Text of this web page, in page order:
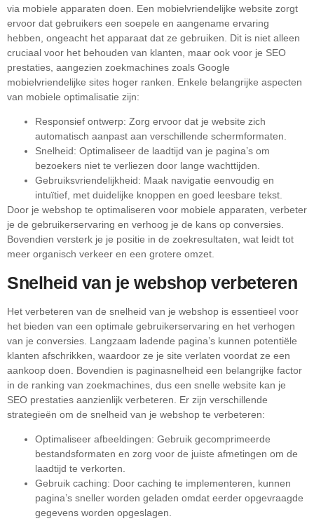
via mobiele apparaten doen. Een mobielvriendelijke website zorgt
ervoor dat gebruikers een soepele en aangename ervaring
hebben, ongeacht het apparaat dat ze gebruiken. Dit is niet alleen
cruciaal voor het behouden van klanten, maar ook voor je SEO
prestaties, aangezien zoekmachines zoals Google
mobielvriendelijke sites hoger ranken. Enkele belangrijke aspecten
van mobiele optimalisatie zijn:
Responsief ontwerp: Zorg ervoor dat je website zich
automatisch aanpast aan verschillende schermformaten.
Snelheid: Optimaliseer de laadtijd van je pagina’s om
bezoekers niet te verliezen door lange wachttijden.
Gebruiksvriendelijkheid: Maak navigatie eenvoudig en
intuïtief, met duidelijke knoppen en goed leesbare tekst.
Door je webshop te optimaliseren voor mobiele apparaten, verbeter
je de gebruikerservaring en verhoog je de kans op conversies.
Bovendien versterk je je positie in de zoekresultaten, wat leidt tot
meer organisch verkeer en een grotere omzet.
Snelheid van je webshop verbeteren
Het verbeteren van de snelheid van je webshop is essentieel voor
het bieden van een optimale gebruikerservaring en het verhogen
van je conversies. Langzaam ladende pagina’s kunnen potentiële
klanten afschrikken, waardoor ze je site verlaten voordat ze een
aankoop doen. Bovendien is paginasnelheid een belangrijke factor
in de ranking van zoekmachines, dus een snelle website kan je
SEO prestaties aanzienlijk verbeteren. Er zijn verschillende
strategieën om de snelheid van je webshop te verbeteren:
Optimaliseer afbeeldingen: Gebruik gecomprimeerde
bestandsformaten en zorg voor de juiste afmetingen om de
laadtijd te verkorten.
Gebruik caching: Door caching te implementeren, kunnen
pagina’s sneller worden geladen omdat eerder opgevraagde
gegevens worden opgeslagen.